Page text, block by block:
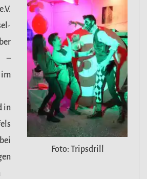
Foto: Tripsdrill
–
in